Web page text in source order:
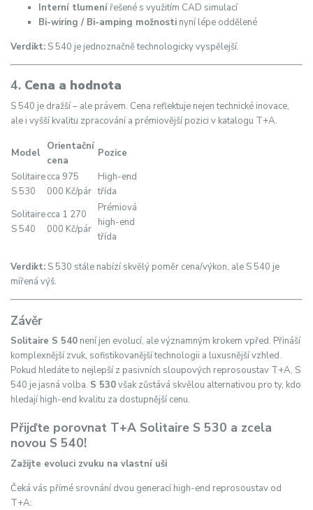
Interní tlumení řešené s využitím CAD simulací
Bi-wiring / Bi-amping možnosti nyní lépe oddělené
Verdikt: S 540 je jednoznačně technologicky vyspělejší.
4. Cena a hodnota
S 540 je dražší – ale právem. Cena reflektuje nejen technické inovace,
ale i vyšší kvalitu zpracování a prémiovější pozici v katalogu T+A.
Model
Orientační
cena
Pozice
Solitaire
S 530
cca 975
000 Kč/pár
High-end
třída
Solitaire
S 540
cca 1 270
000 Kč/pár
Prémiová
high-end
třída
Verdikt: S 530 stále nabízí skvělý poměr cena/výkon, ale S 540 je
mířená výš.
Závěr
Solitaire S 540 není jen evolucí, ale významným krokem vpřed. Přináší
komplexnější zvuk, sofistikovanější technologii a luxusnější vzhled.
Pokud hledáte to nejlepší z pasivních sloupových reprosoustav T+A, S
540 je jasná volba. S 530však zůstává skvělou alternativou pro ty, kdo
hledají high-end kvalitu za dostupnější cenu.
Přijďte porovnat T+A Solitaire S 530 a zcela
novou S 540!
Zažijte evoluci zvuku na vlastní uši
Čeká vás přímé srovnání dvou generací high-end reprosoustav od
T+A: